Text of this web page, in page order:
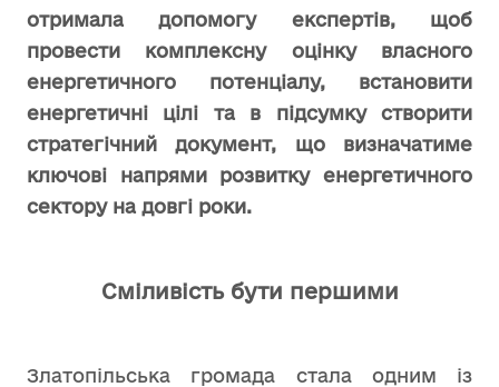
отримала допомогу експертів, щоб
провести комплексну оцінку власного
енергетичного потенціалу, встановити
енергетичні цілі та в підсумку створити
стратегічний документ, що визначатиме
ключові напрями розвитку енергетичного
сектору на довгі роки.
Сміливість бути першими
Златопільська громада стала одним із